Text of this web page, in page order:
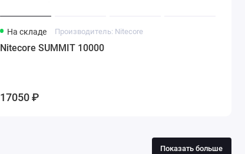
На складе Производитель: Nitecore
Nitecore SUMMIT 10000
17050 ₽
Показать больше